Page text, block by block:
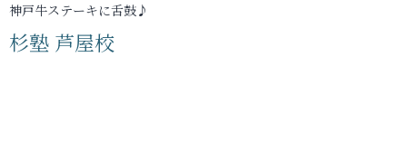
神戸牛ステーキに舌鼓♪
杉塾 芦屋校